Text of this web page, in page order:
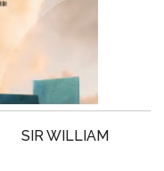
SIR WILLIAM